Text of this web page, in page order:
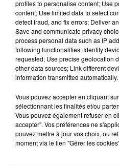
Nice : un salon de coiffure fermé
profiles to personalise content; Use
content; Use limited data to select
detect fraud, and fix errors; Deliver
Save and communicate privacy
process personal data such as IP
following functionalities: Identify
requested; Use precise geolocation
other data sources; Link different
information transmitted automatically.
Vous pouvez accepter en cliquant
sélectionnant les finalités et/ou
Vous pouvez également refuser en
accepter". Vos préférences ne
pouvez mettre à jour vos choix, ou
moment via le lien "Gérer les